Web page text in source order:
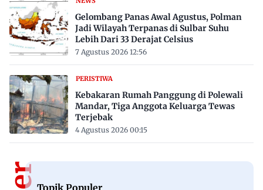
Gelombang Panas Awal Agustus, Polman
Jadi Wilayah Terpanas di Sulbar Suhu
Lebih Dari 33 Derajat Celsius
7 Agustus 2026 12:56
PERISTIWA
Kebakaran Rumah Panggung di Polewali
Mandar, Tiga Anggota Keluarga Tewas
Terjebak
4 Agustus 2026 00:15